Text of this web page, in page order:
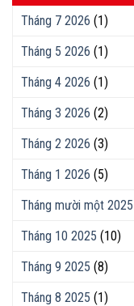
Tháng 7 2026 (1)
Tháng 5 2026 (1)
Tháng 4 2026 (1)
Tháng 3 2026 (2)
Tháng 2 2026 (3)
Tháng 1 2026 (5)
Tháng mười một 2025
Tháng 10 2025 (10)
Tháng 9 2025 (8)
Tháng 8 2025 (1)